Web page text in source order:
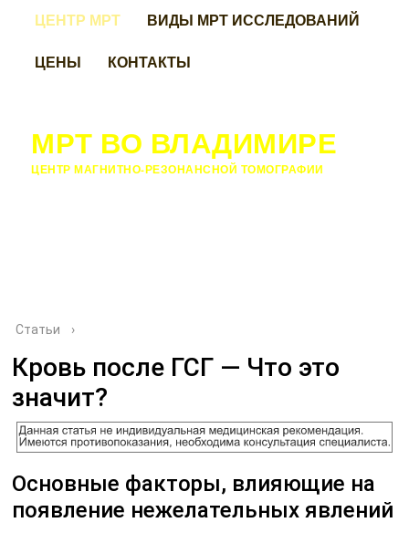
ЦЕНТР МРТ
ВИДЫ МРТ ИССЛЕДОВАНИЙ
ЦЕНЫ
КОНТАКТЫ
МРТ ВО ВЛАДИМИРЕ
ЦЕНТР МАГНИТНО-РЕЗОНАНСНОЙ ТОМОГРАФИИ
Статьи ›
Кровь после ГСГ — Что это
значит?
Основные факторы, влияющие на
появление нежелательных явлений